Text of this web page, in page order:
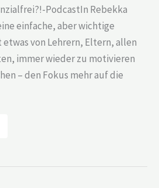
PodcastIn Rebekka
einfache, aber wichtige
etwas von Lehrern, Eltern, allen
immer wieder zu motivieren
– den Fokus mehr auf die